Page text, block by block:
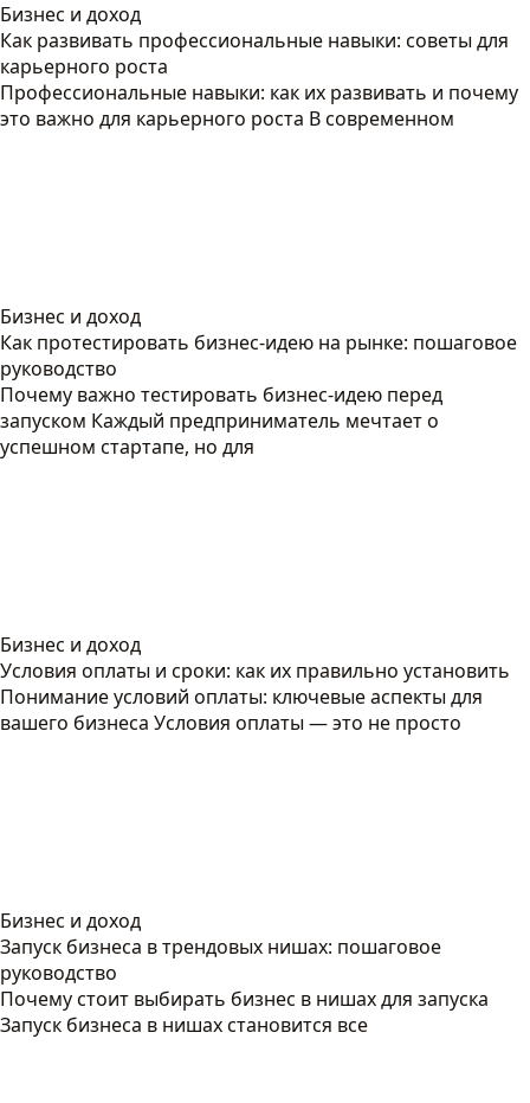
Бизнес и доход
Как развивать профессиональные навыки: советы для
карьерного роста
Профессиональные навыки: как их развивать и почему
это важно для карьерного роста В современном
Бизнес и доход
Как протестировать бизнес-идею на рынке: пошаговое
руководство
Почему важно тестировать бизнес-идею перед
запуском Каждый предприниматель мечтает о
успешном стартапе, но для
Бизнес и доход
Условия оплаты и сроки: как их правильно установить
Понимание условий оплаты: ключевые аспекты для
вашего бизнеса Условия оплаты — это не просто
Бизнес и доход
Запуск бизнеса в трендовых нишах: пошаговое
руководство
Почему стоит выбирать бизнес в нишах для запуска
Запуск бизнеса в нишах становится все